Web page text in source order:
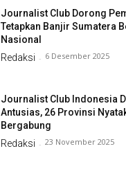
Journalist Club Dorong
Tetapkan Banjir Sumatera
Nasional
Redaksi - 6 Desember 2025
Journalist Club Indonesia
Antusias, 26 Provinsi
Bergabung
Redaksi - 23 November 2025